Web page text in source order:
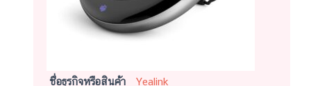
ชื่อธุรกิจหรือสินค้า
Yealink